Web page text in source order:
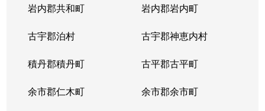
岩内郡共和町 岩内郡岩内町
古宇郡泊村 古宇郡神恵内村
積丹郡積丹町 古平郡古平町
余市郡仁木町 余市郡余市町